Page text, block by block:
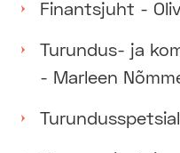
Finantsjuht -
Turundus- ja
- Marleen